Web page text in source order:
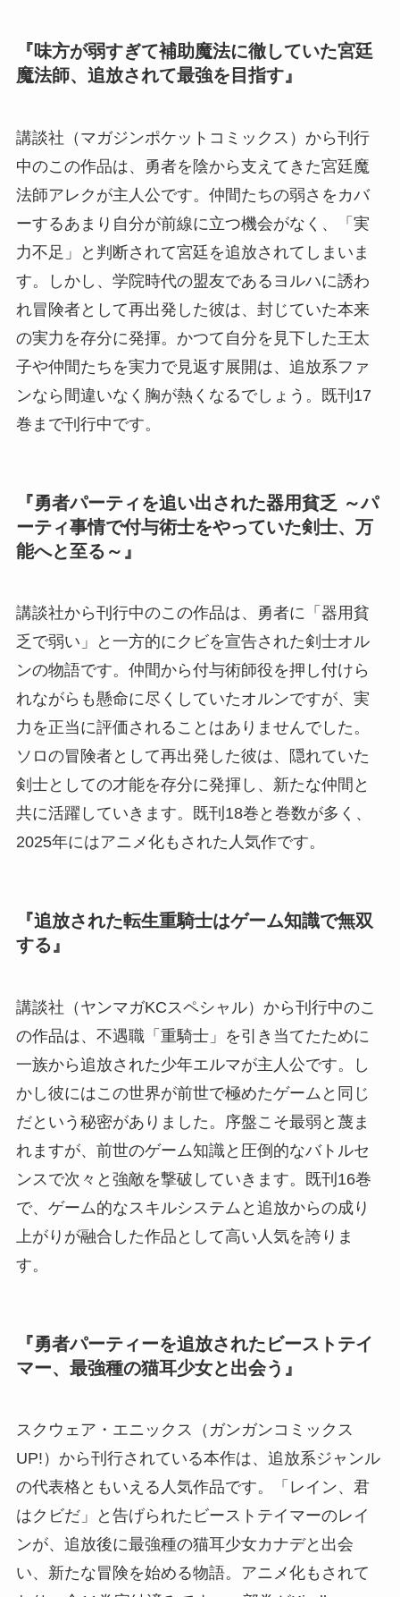
『味方が弱すぎて補助魔法に徹していた宮廷
魔法師、追放されて最強を目指す』
講談社（マガジンポケットコミックス）から刊行
中のこの作品は、勇者を陰から支えてきた宮廷魔
法師アレクが主人公です。仲間たちの弱さをカバ
ーするあまり自分が前線に立つ機会がなく、「実
力不足」と判断されて宮廷を追放されてしまいま
す。しかし、学院時代の盟友であるヨルハに誘わ
れ冒険者として再出発した彼は、封じていた本来
の実力を存分に発揮。かつて自分を見下した王太
子や仲間たちを実力で見返す展開は、追放系ファ
ンなら間違いなく胸が熱くなるでしょう。既刊17
巻まで刊行中です。
『勇者パーティを追い出された器用貧乏 ～パ
ーティ事情で付与術士をやっていた剣士、万
能へと至る～』
講談社から刊行中のこの作品は、勇者に「器用貧
乏で弱い」と一方的にクビを宣告された剣士オル
ンの物語です。仲間から付与術師役を押し付けら
れながらも懸命に尽くしていたオルンですが、実
力を正当に評価されることはありませんでした。
ソロの冒険者として再出発した彼は、隠れていた
剣士としての才能を存分に発揮し、新たな仲間と
共に活躍していきます。既刊18巻と巻数が多く、
2025年にはアニメ化もされた人気作です。
『追放された転生重騎士はゲーム知識で無双
する』
講談社（ヤンマガKCスペシャル）から刊行中のこ
の作品は、不遇職「重騎士」を引き当てたために
一族から追放された少年エルマが主人公です。し
かし彼にはこの世界が前世で極めたゲームと同じ
だという秘密がありました。序盤こそ最弱と蔑ま
れますが、前世のゲーム知識と圧倒的なバトルセ
ンスで次々と強敵を撃破していきます。既刊16巻
で、ゲーム的なスキルシステムと追放からの成り
上がりが融合した作品として高い人気を誇りま
す。
『勇者パーティーを追放されたビーストテイ
マー、最強種の猫耳少女と出会う』
スクウェア・エニックス（ガンガンコミックス
UP!）から刊行されている本作は、追放系ジャンル
の代表格ともいえる人気作品です。「レイン、君
はクビだ」と告げられたビーストテイマーのレイ
ンが、追放後に最強種の猫耳少女カナデと出会
い、新たな冒険を始める物語。アニメ化もされて